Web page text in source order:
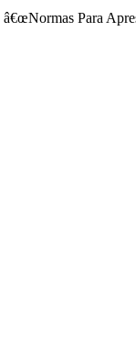
â€œNormas Para